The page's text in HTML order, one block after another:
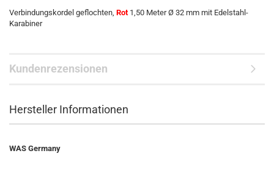
Verbindungskordel geflochten, Rot 1,50 Meter Ø 32 mm mit Edelstahl-
Karabiner
Kundenrezensionen
Hersteller Informationen
WAS Germany